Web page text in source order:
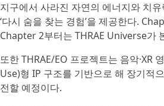
지구에서 사라진 자연의 에너지와 치
‘다시 숨을 찾는 경험’을 제공한다.
Chapter 2부터는 THRAE Universe가
또한 THRAE/EO 프로젝트는 음악·XR
Use)형 IP 구조를 기반으로 해 장기적
전할 예정이다.